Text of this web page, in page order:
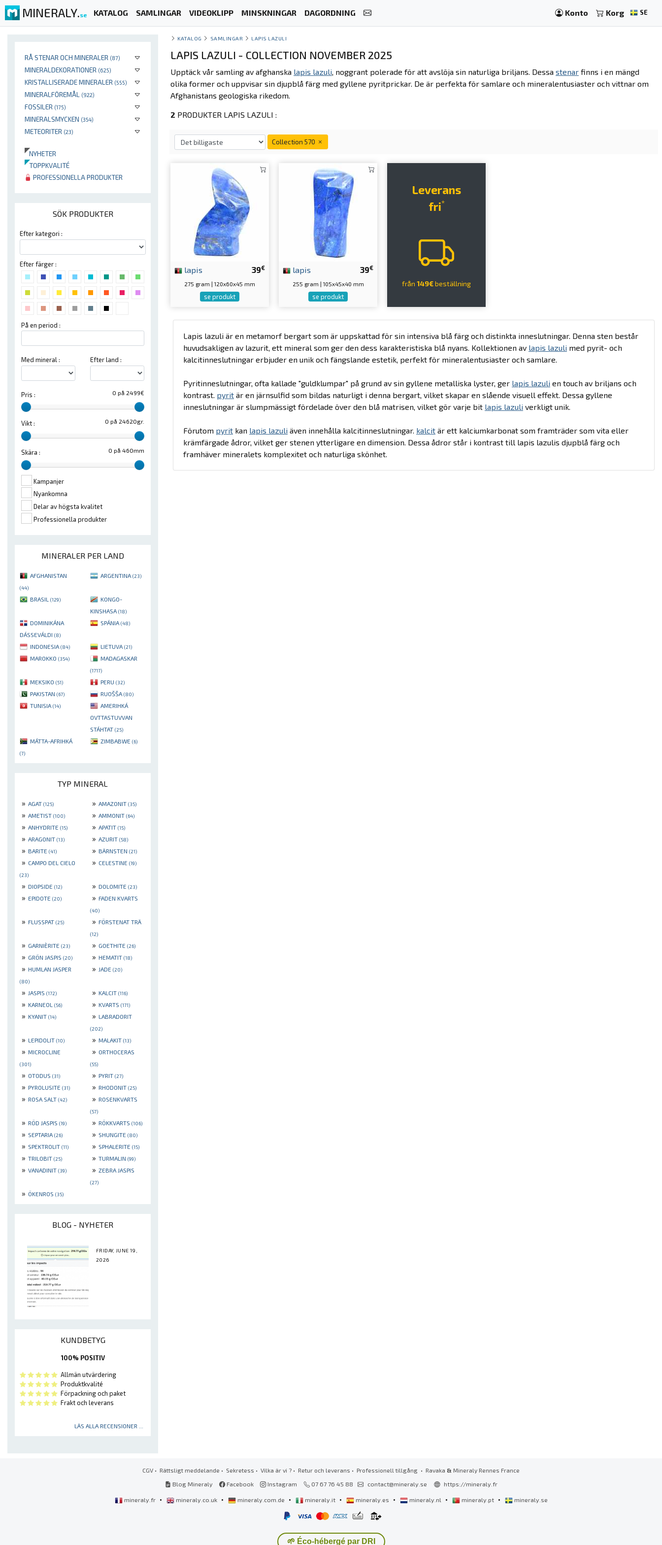
MINERALY.se KATALOG SAMLINGAR VIDEOKLIPP MINSKNINGAR DAGORDNING Konto Korg SE
RÅ STENAR OCH MINERALER (87)
MINERALDEKORATIONER (625)
KRISTALLISERADE MINERALER (555)
MINERALFÖREMÅL (922)
FOSSILER (175)
MINERALSMYCKEN (354)
METEORITER (23)
NYHETER
TOPPKVALITÉ
PROFESSIONELLA PRODUKTER
SÖK PRODUKTER
Efter kategori :
Efter färger :
På en period :
Med mineral : Efter land :
0 på 2499€
Pris :
0 på 24620gr.
Vikt :
0 på 460mm
Skära :
Kampanjer
Nyankomna
Delar av högsta kvalitet
Professionella produkter
MINERALER PER LAND
AFGHANISTAN
(44)
ARGENTINA (23)
BRASIL (129)
KONGO-
KINSHASA (18)
DOMINIKÁNA
DÁSSEVÁLDI (8)
SPÁNIA (48)
INDONESIA (84) LIETUVA (21)
MAROKKO (354) MADAGASKAR
(1717)
MEKSIKO (51) PERU (32)
PAKISTAN (67) RUOŠŠA (80)
TUNISIA (14)
AMERIHKÁ
OVTTASTUVVAN
STÁHTAT (25)
MÁTTA-AFRIHKÁ
(7)
ZIMBABWE (6)
TYP MINERAL
» AGAT (125) » AMAZONIT (35)
» AMETIST (100) » AMMONIT (64)
» ANHYDRITE (15) » APATIT (15)
» ARAGONIT (13) » AZURIT (58)
» BARITE (41) » BÄRNSTEN (21)
» CAMPO DEL CIELO
(23)
» CELESTINE (19)
» DIOPSIDE (12) » DOLOMITE (23)
» EPIDOTE (20) » FADEN KVARTS
(40)
» FLUSSPAT (25) » FÖRSTENAT TRÄ
(12)
» GARNIÈRITE (23) » GOETHITE (26)
» GRÖN JASPIS (20) » HEMATIT (18)
» HUMLAN JASPER
(80)
» JADE (20)
» JASPIS (172) » KALCIT (116)
» KARNEOL (56) » KVARTS (171)
» KYANIT (14) » LABRADORIT
(202)
» LEPIDOLIT (10) » MALAKIT (13)
» MICROCLINE
(301)
» ORTHOCERAS
(55)
» OTODUS (31) » PYRIT (27)
» PYROLUSITE (31) » RHODONIT (25)
» ROSA SALT (42) » ROSENKVARTS
(57)
» RÖD JASPIS (19) » RÖKKVARTS (106)
» SEPTARIA (26) » SHUNGITE (80)
» SPEKTROLIT (11) » SPHALERITE (15)
» TRILOBIT (25) » TURMALIN (99)
» VANADINIT (39) » ZEBRA JASPIS
(27)
» ÖKENROS (35)
BLOG - NYHETER
FRIDAY, JUNE 19,
2026
KUNDBETYG
100% POSITIV
Allmän utvärdering
Produktkvalité
Förpackning och paket
Frakt och leverans
LÄS ALLA RECENSIONER ...
KATALOG SAMLINGAR LAPIS LAZULI
LAPIS LAZULI - COLLECTION NOVEMBER 2025
Upptäck vår samling av afghanska lapis lazuli, noggrant polerade för att avslöja sin naturliga briljans. Dessa stenar finns i en mängd
olika former och uppvisar sin djupblå färg med gyllene pyritprickar. De är perfekta för samlare och mineralentusiaster och vittnar om
Afghanistans geologiska rikedom.
2 PRODUKTER LAPIS LAZULI :
Collection 570
39€
lapis
275 gram | 120x60x45 mm
se produkt
39€
lapis
255 gram | 105x45x40 mm
se produkt
Leverans
fri*
från 149€beställning
Lapis lazuli är en metamorf bergart som är uppskattad för sin intensiva blå färg och distinkta inneslutningar. Denna sten består
huvudsakligen av lazurit, ett mineral som ger den dess karakteristiska blå nyans. Kollektionen av lapis lazuli med pyrit- och
kalcitinneslutningar erbjuder en unik och fängslande estetik, perfekt för mineralentusiaster och samlare.
Pyritinneslutningar, ofta kallade "guldklumpar" på grund av sin gyllene metalliska lyster, ger lapis lazuli en touch av briljans och
kontrast. pyrit är en järnsulfid som bildas naturligt i denna bergart, vilket skapar en slående visuell effekt. Dessa gyllene
inneslutningar är slumpmässigt fördelade över den blå matrisen, vilket gör varje bit lapis lazuli verkligt unik.
Förutom pyrit kan lapis lazuli även innehålla kalcitinneslutningar. kalcit är ett kalciumkarbonat som framträder som vita eller
krämfärgade ådror, vilket ger stenen ytterligare en dimension. Dessa ådror står i kontrast till lapis lazulis djupblå färg och
framhäver mineralets komplexitet och naturliga skönhet.
CGV • Rättsligt meddelande • Sekretess • Vilka är vi ? • Retur och leverans • Professionell tillgång • Ravaka & Mineraly Rennes France
Blog Mineraly
Facebook Instagram 07 67 76 45 88 contact@mineraly.se https://mineraly.fr
mineraly.fr • mineraly.co.uk • mineraly.com.de • mineraly.it • mineraly.es • mineraly.nl • mineraly.pt • mineraly.se
🌱 Éco-hébergé par DRI